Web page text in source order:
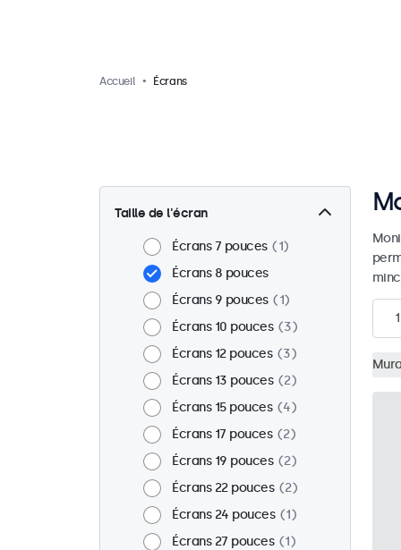
Accueil Écrans
Taille de l'écran
Écrans 7 pouces
1
Écrans 8 pouces
Écrans 9 pouces
1
Écrans 10 pouces
3
Écrans 12 pouces
3
Écrans 13 pouces
2
Écrans 15 pouces
4
Écrans 17 pouces
2
Écrans 19 pouces
2
Écrans 22 pouces
2
Écrans 24 pouces
1
Écrans 27 pouces
1
1